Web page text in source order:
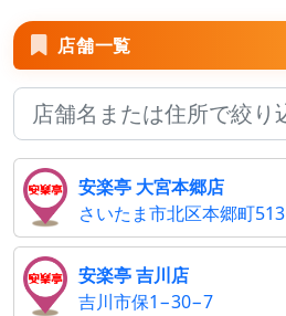
店舗一覧
安楽亭 大宮本郷店
さいたま市北区本郷町513
安楽亭 吉川店
吉川市保1−30−7